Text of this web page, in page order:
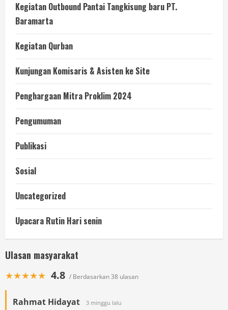
Kegiatan Outbound Pantai Tangkisung baru PT.
Baramarta
Kegiatan Qurban
Kunjungan Komisaris & Asisten ke Site
Penghargaan Mitra Proklim 2024
Pengumuman
Publikasi
Sosial
Uncategorized
Upacara Rutin Hari senin
Ulasan masyarakat
★★★★★ 4.8 / Berdasarkan 38 ulasan
Rahmat Hidayat 3 minggu lalu